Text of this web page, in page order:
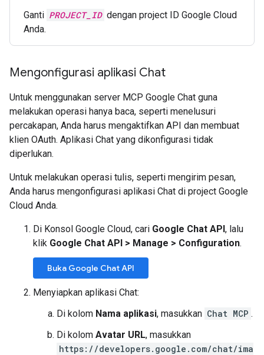
Ganti PROJECT_ID dengan project ID Google Cloud
Anda.
Mengonfigurasi aplikasi Chat
Untuk menggunakan server MCP Google Chat guna
melakukan operasi hanya baca, seperti menelusuri
percakapan, Anda harus mengaktifkan API dan membuat
klien OAuth. Aplikasi Chat yang dikonfigurasi tidak
diperlukan.
Untuk melakukan operasi tulis, seperti mengirim pesan,
Anda harus mengonfigurasi aplikasi Chat di project Google
Cloud Anda.
Di Konsol Google Cloud, cari Google Chat API, lalu
klik Google Chat API > Manage > Configuration.
Buka Google Chat API
Menyiapkan aplikasi Chat:
Di kolom Nama aplikasi, masukkan Chat MCP .
Di kolom Avatar URL, masukkan
https://developers.google.com/chat/ima